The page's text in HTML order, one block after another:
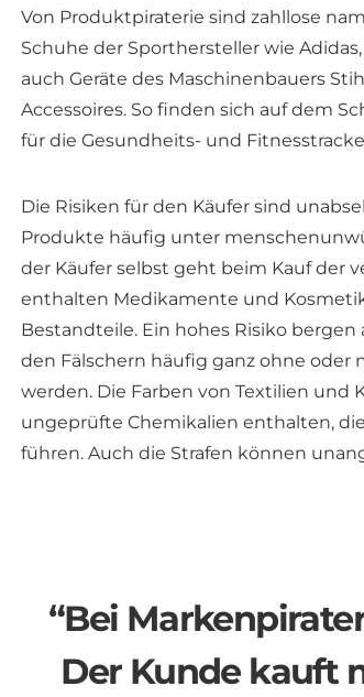
Von Produktpiraterie sind zahllose
Schuhe der Sporthersteller wie
auch Geräte des Maschinenbauers
Accessoires. So finden sich auf dem
für die Gesundheits- und
Die Risiken für den Käufer sind
Produkte häufig unter
der Käufer selbst geht beim Kauf der
enthalten Medikamente und
Bestandteile. Ein hohes Risiko
den Fälschern häufig ganz ohne
werden. Die Farben von Textilien
ungeprüfte Chemikalien enthalten,
führen. Auch die Strafen können
“Bei
Der Kunde kauft